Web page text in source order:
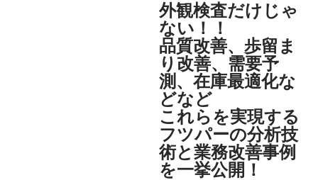
外観検査だけじゃ
ない ！！
品質改善、歩留ま
り改善、需要予
測、在庫最適化な
どなど
これらを実現する
フツパーの分析技
術と業務改善事例
を一挙公開！